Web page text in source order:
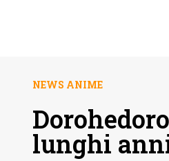
NEWS ANIME
lunghi